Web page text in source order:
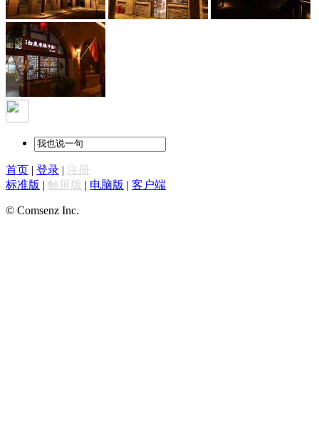
首页 | 登录 | 注册
标准版 | 触屏版 | 电脑版 | 客户端
© Comsenz Inc.